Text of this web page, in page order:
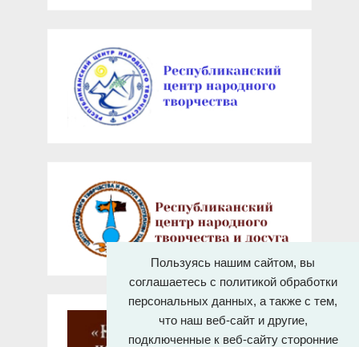
Пользуясь нашим сайтом, вы
соглашаетесь с политикой обработки
персональных данных, а также с тем,
что наш веб-сайт и другие,
подключенные к веб-сайту сторонние